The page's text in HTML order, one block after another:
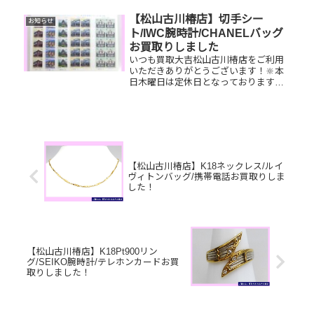
夫です‼お家で眠っているお品物がござ
いましたらぜひ、お査定させてく...
お知らせ
【松山古川椿店】切手シー
ト/IWC腕時計/CHANELバッグ
お買取りしました
いつも買取大吉松山古川椿店をご利用
いただきありがとうございます！🔆本
日木曜日は定休日となっております😌
【松山古川椿店】K18ネックレス/ルイ
ヴィトンバッグ/携帯電話お買取りしま
した！
【松山古川椿店】K18Pt900リン
グ/SEIKO腕時計/テレホンカードお買
取りしました！